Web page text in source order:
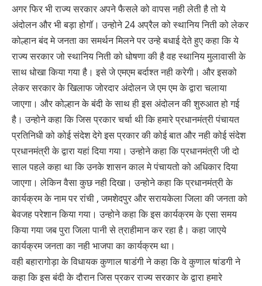
अगर फिर भी राज्य सरकार अपने फैसले को वापस नही लेती है तो ये
अंदोलन और भी बड़ा होगॉ। उन्होने 24 अप्रैल को स्थानिय निती को लेकर
कोल्हान बंद मे जनता का समर्थन मिलने पर उन्हे बधाई देते हुए कहा कि ये
राज्य सरकार जो स्थानिय निती को धोषणा की है वह स्थानिय मुलावासी के
साथ धोखा किया गया है। इसे जे एमएम बर्दाश्त नही करेगी। और इसको
लेकर सरकार के खिलाफ जोरदार अंदोलन जे एम एम के द्वारा चलाया
जाएगा। और कोल्हान के बंदी के साथ ही इस अंदोलन की शुरुआत हो गई
है। उन्होने कहा कि जिस प्रकार चर्चा थी कि हमारे प्रधानमंत्री पंचायत
प्रतिनिधी को कोई संदेश देगे इस प्रकार की कोई बात और नही कोई संदेश
प्रधानमंत्री के द्वारा यहां दिया गया। उन्होने कहा कि प्रधानमंत्री जी दो
साल पहले कहा था कि उनके शासन काल मे पंचायतो को अधिकार दिया
जाएगा। लेकिन वैसा कुछ नही दिखा। उन्होने कहा कि प्रधानमंत्री के
कार्यक्रम के नाम पर रांची , जमशेदपुर और सरायकेला जिला की जनता को
बेवजह परेशान किया गया। उन्होने कहा कि इस कार्यक्रम के एसा समय
किया गया जब पुरा जिला पानी से त्राहीमान कर रहा है। कहा जाएये
कार्यक्रम जनता का नही भाजपा का कार्यक्रम था।
वही बहारागोड़ा के विधायक कुणाल षाडंगी ने कहा कि वे कुणाल षांडगी ने
कहा कि इस बंदी के दौरान जिस प्रकर राज्य सरकार के द्वारा हमारे